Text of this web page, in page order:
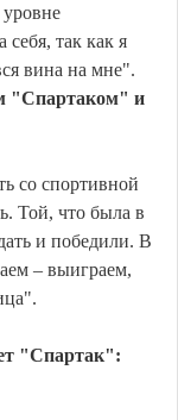
так как я
вина на мне".
"Спартаком" и
со спортивной
Той, что была в
и победили. В
– выиграем,
"Спартак":